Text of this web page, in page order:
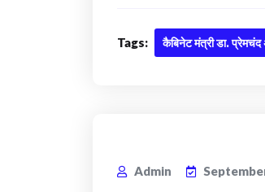
Tags: कैबिनेट मंत्री डा. प्रेमचंद
Admin